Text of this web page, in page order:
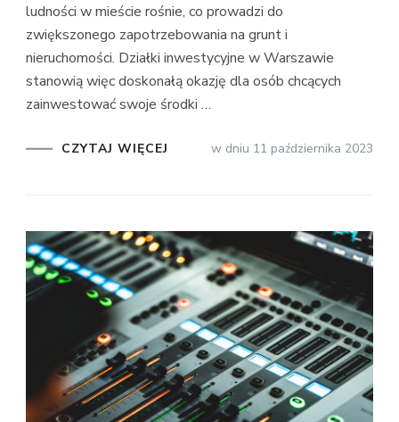
ludności w mieście rośnie, co prowadzi do
zwiększonego zapotrzebowania na grunt i
nieruchomości. Działki inwestycyjne w Warszawie
stanowią więc doskonałą okazję dla osób chcących
zainwestować swoje środki …
CZYTAJ WIĘCEJ w dniu 11 października 2023